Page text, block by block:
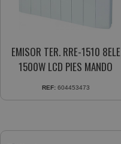
EMISOR TER. RRE-1510 8ELE
1500W LCD PIES MANDO
REF: 604453473